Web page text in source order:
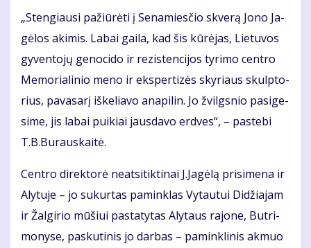
„Sten­giau­si pa­žiū­rė­ti į Se­na­mies­čio skve­rą Jo­no Ja­
gė­los aki­mis. La­bai gai­la, kad šis kū­rė­jas, Lie­tu­vos
gy­ven­to­jų ge­no­ci­do ir re­zis­ten­ci­jos ty­ri­mo cen­tro
Me­mo­ria­li­nio me­no ir eks­per­ti­zės sky­riaus skulp­to­
rius, pa­va­sa­rį iš­ke­lia­vo ana­pi­lin. Jo žvilgs­nio pa­si­ge­
si­me, jis la­bai pui­kiai jaus­da­vo erd­ves“, – pa­ste­bi
T.B.Bu­raus­kai­tė.
Cen­tro di­rek­to­rė ne­at­si­tik­ti­nai J.Ja­gė­lą pri­si­me­na ir
Aly­tu­je – jo su­kur­tas pa­min­klas Vy­tau­tui Di­džia­jam
ir Žal­gi­rio mū­šiui pa­sta­ty­tas Aly­taus ra­jo­ne, But­ri­
mo­ny­se, pas­ku­ti­nis jo dar­bas – pa­min­kli­nis ak­muo